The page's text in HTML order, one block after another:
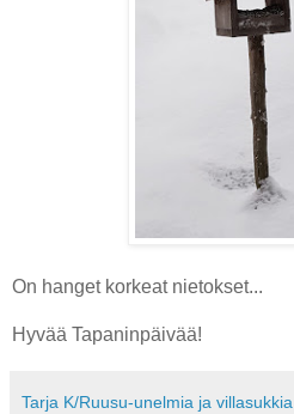
On hanget korkeat nietokset...
Hyvää Tapaninpäivää!
Tarja K/Ruusu-unelmia ja villasukkia